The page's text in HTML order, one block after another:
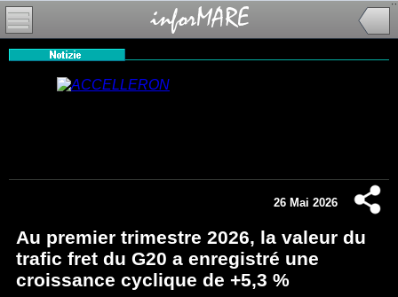
26 Mai 2026
Au premier trimestre 2026, la valeur du
trafic fret du G20 a enregistré une
croissance cyclique de +5,3 %